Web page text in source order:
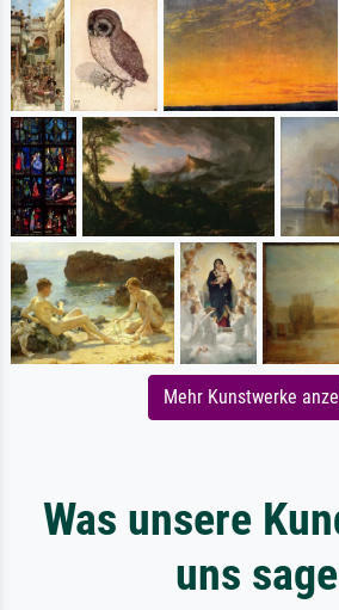
Mehr Kunstwerke
Was unsere
uns